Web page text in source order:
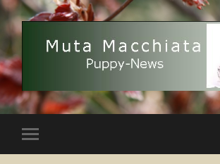
Muta
Macchiata
Puppy
Menü